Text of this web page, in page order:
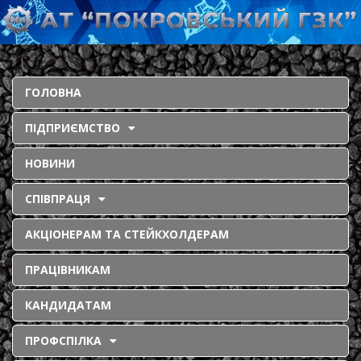
ГОЛОВНА
ПІДПРИЄМСТВО
НОВИНИ
СПІВПРАЦЯ
АКЦІОНЕРАМ ТА СТЕЙКХОЛДЕРАМ
ПРАЦІВНИКАМ
КАНДИДАТАМ
ПРОФСПІЛКА